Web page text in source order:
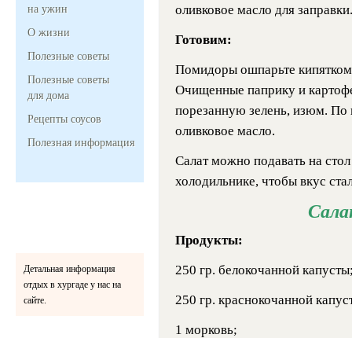
на ужин
О жизни
Полезные советы
Полезные советы
для дома
Рецепты соусов
Полезная информация
Детальная информация
отдых в хургаде у нас на
сайте.
оливковое масло для заправки.
Готовим:
Помидоры ошпарьте
Очищенные паприку и
порезанную зелень, изюм. По
оливковое масло.
Салат можно подавать на
холодильнике, чтобы вкус
Продукты:
250 гр. белокочанной
250 гр. краснокочанной
1 морковь;